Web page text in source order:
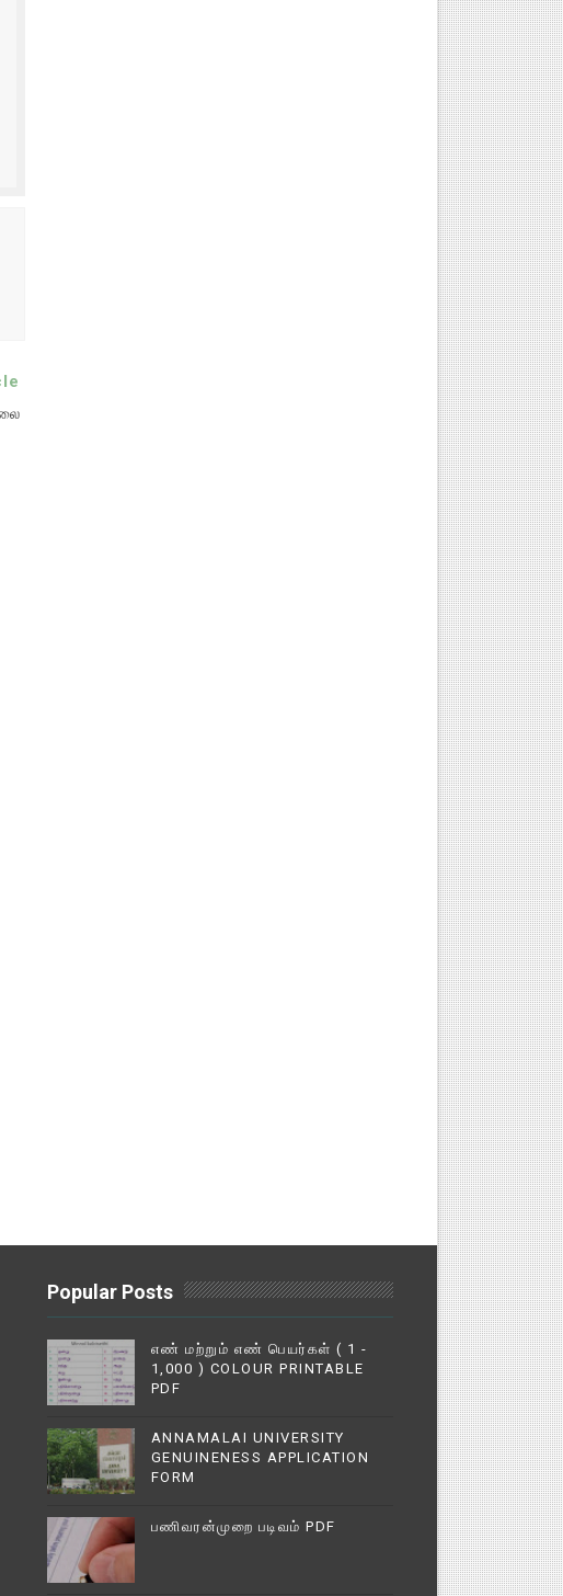
Popular Posts
எண் மற்றும் எண் பெயர்கள் ( 1 -
1,000 ) COLOUR PRINTABLE
PDF
ANNAMALAI UNIVERSITY
GENUINENESS APPLICATION
FORM
பணிவரன்முறை படிவம் PDF